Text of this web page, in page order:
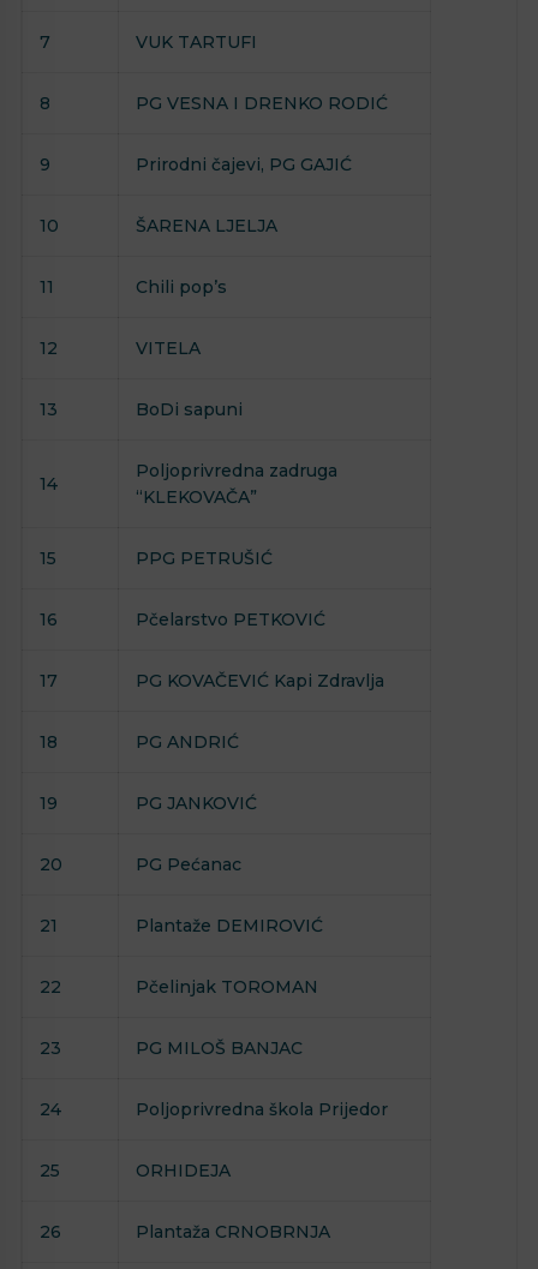
7 VUK TARTUFI
8 PG VESNA I DRENKO RODIĆ
9 Prirodni čajevi, PG GAJIĆ
10 ŠARENA LJELJA
11 Chili pop’s
12 VITELA
13 BoDi sapuni
14
Poljoprivredna zadruga
“KLEKOVAČA”
15 PPG PETRUŠIĆ
16 Pčelarstvo PETKOVIĆ
17 PG KOVAČEVIĆ Kapi Zdravlja
18 PG ANDRIĆ
19 PG JANKOVIĆ
20 PG Pećanac
21 Plantaže DEMIROVIĆ
22 Pčelinjak TOROMAN
23 PG MILOŠ BANJAC
24 Poljoprivredna škola Prijedor
25 ORHIDEJA
26 Plantaža CRNOBRNJA